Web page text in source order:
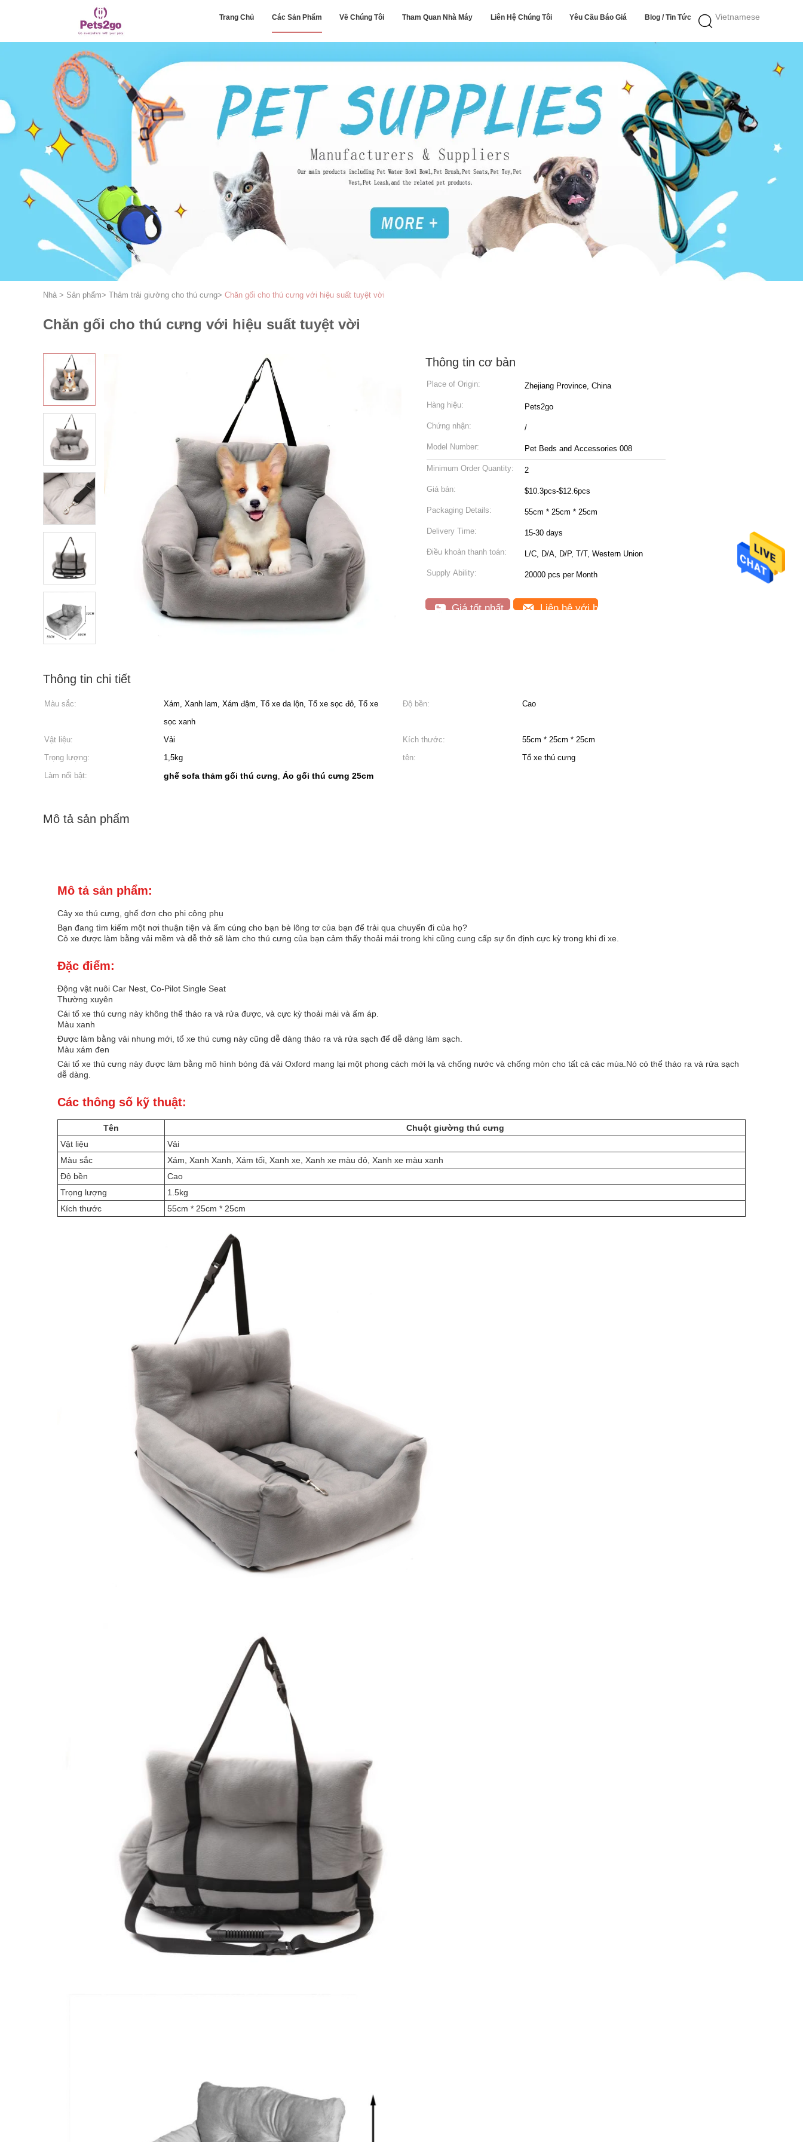
Vietnamese
Trang Chủ Các Sản Phẩm Về Chúng Tôi Tham Quan Nhà Máy Liên Hệ Chúng Tôi Yêu Cầu Báo Giá Blog / Tin Tức
Nhà > Sản phẩm> Thảm trải giường cho thú cưng> Chăn gối cho thú cưng với hiệu suất tuyệt vời
Chăn gối cho thú cưng với hiệu suất tuyệt vời
Thông tin cơ bản
Place of Origin: Zhejiang Province, China
Hàng hiệu: Pets2go
Chứng nhận: /
Model Number: Pet Beds and Accessories 008
Minimum Order Quantity: 2
Giá bán: $10.3pcs-$12.6pcs
Packaging Details: 55cm * 25cm * 25cm
Delivery Time: 15-30 days
Điều khoản thanh toán: L/C, D/A, D/P, T/T, Western Union
Supply Ability: 20000 pcs per Month
Giá tốt nhất Liên hệ với bây giờ
Thông tin chi tiết
Màu sắc:
Xám, Xanh lam, Xám đậm, Tổ xe da lộn, Tổ xe sọc đỏ, Tổ xe
sọc xanh
Độ bền: Cao
Vật liệu: Vải Kích thước:
55cm * 25cm * 25cm
Trọng lượng:
1,5kg tên:
Tổ xe thú cưng
Làm nổi bật:
ghế sofa thảm gối thú cưng, Áo gối thú cưng 25cm
Mô tả sản phẩm
Mô tả sản phẩm:
Cây xe thú cưng, ghế đơn cho phi công phụ
Bạn đang tìm kiếm một nơi thuận tiện và ấm cúng cho bạn bè lông tơ của bạn để trải qua chuyến đi của họ?
Cỏ xe được làm bằng vải mềm và dễ thở sẽ làm cho thú cưng của bạn cảm thấy thoải mái trong khi cũng cung cấp sự ổn định cực kỳ trong khi đi xe.
Đặc điểm:
Động vật nuôi Car Nest, Co-Pilot Single Seat
Thường xuyên
Cái tổ xe thú cưng này không thể tháo ra và rửa được, và cực kỳ thoải mái và ấm áp.
Màu xanh
Được làm bằng vải nhung mới, tổ xe thú cưng này cũng dễ dàng tháo ra và rửa sạch để dễ dàng làm sạch.
Màu xám đen
Cái tổ xe thú cưng này được làm bằng mô hình bóng đá vải Oxford mang lại một phong cách mới lạ và chống nước và chống mòn cho tất cả các mùa.Nó có thể tháo ra và rửa sạch
dễ dàng.
Các thông số kỹ thuật:
Tên
Chuột giường thú cưng
Vật liệu
Vải
Màu sắc
Xám, Xanh Xanh, Xám tối, Xanh xe, Xanh xe màu đỏ, Xanh xe màu xanh
Độ bền
Cao
Trọng lượng
1.5kg
Kích thước
55cm * 25cm * 25cm